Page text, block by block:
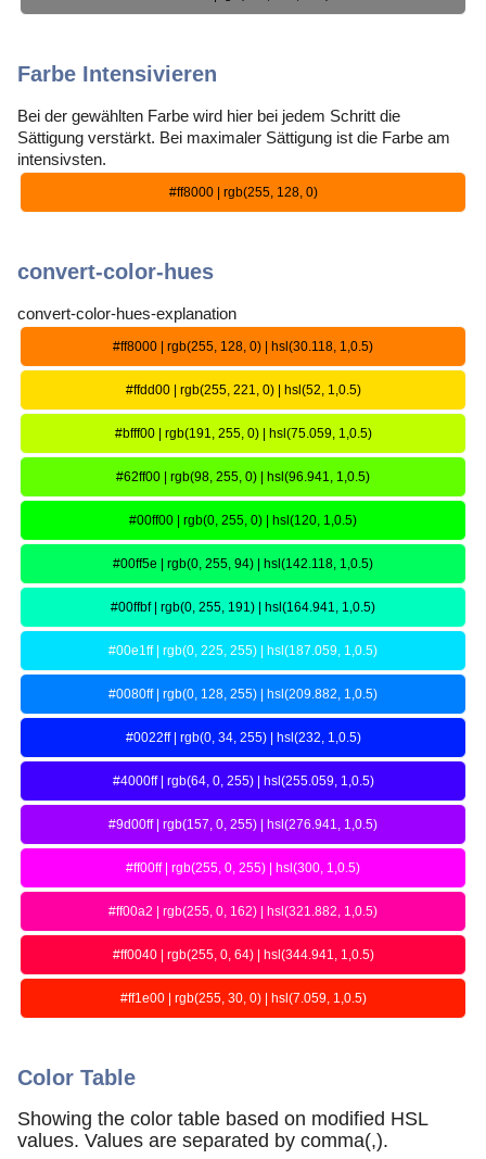
Farbe Intensivieren
Bei der gewählten Farbe wird hier bei jedem Schritt die
Sättigung verstärkt. Bei maximaler Sättigung ist die Farbe am
intensivsten.
#ff8000 | rgb(255, 128, 0)
convert-color-hues
convert-color-hues-explanation
#ff8000 | rgb(255, 128, 0) | hsl(30.118, 1,0.5)
#ffdd00 | rgb(255, 221, 0) | hsl(52, 1,0.5)
#bfff00 | rgb(191, 255, 0) | hsl(75.059, 1,0.5)
#62ff00 | rgb(98, 255, 0) | hsl(96.941, 1,0.5)
#00ff00 | rgb(0, 255, 0) | hsl(120, 1,0.5)
#00ff5e | rgb(0, 255, 94) | hsl(142.118, 1,0.5)
#00ffbf | rgb(0, 255, 191) | hsl(164.941, 1,0.5)
#00e1ff | rgb(0, 225, 255) | hsl(187.059, 1,0.5)
#0080ff | rgb(0, 128, 255) | hsl(209.882, 1,0.5)
#0022ff | rgb(0, 34, 255) | hsl(232, 1,0.5)
#4000ff | rgb(64, 0, 255) | hsl(255.059, 1,0.5)
#9d00ff | rgb(157, 0, 255) | hsl(276.941, 1,0.5)
#ff00ff | rgb(255, 0, 255) | hsl(300, 1,0.5)
#ff00a2 | rgb(255, 0, 162) | hsl(321.882, 1,0.5)
#ff0040 | rgb(255, 0, 64) | hsl(344.941, 1,0.5)
#ff1e00 | rgb(255, 30, 0) | hsl(7.059, 1,0.5)
Color Table
Showing the color table based on modified HSL
values. Values are separated by comma(,).